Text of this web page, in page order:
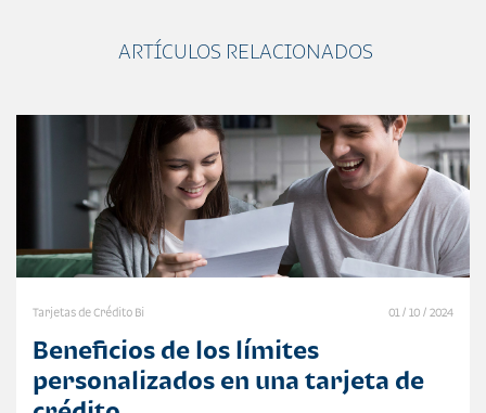
ARTÍCULOS RELACIONADOS
Tarjetas de Crédito Bi 01 / 10 / 2024
Beneficios de los límites
personalizados en una tarjeta de